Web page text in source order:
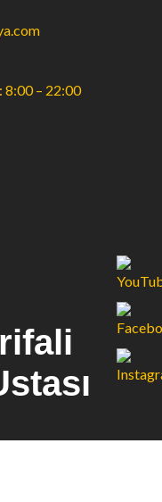
8:00 – 22:00